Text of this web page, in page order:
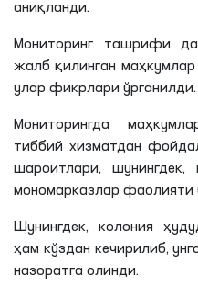
аниқланди.
Мониторинг ташрифи
жалб қилинган
улар фикрлари ўрганилди.
Мониторингда
тиббий хизматдан
шароитлари, шунингдек,
мономарказлар фаолияти
Шунингдек, колония
ҳам кўздан кечирилиб,
назоратга олинди.